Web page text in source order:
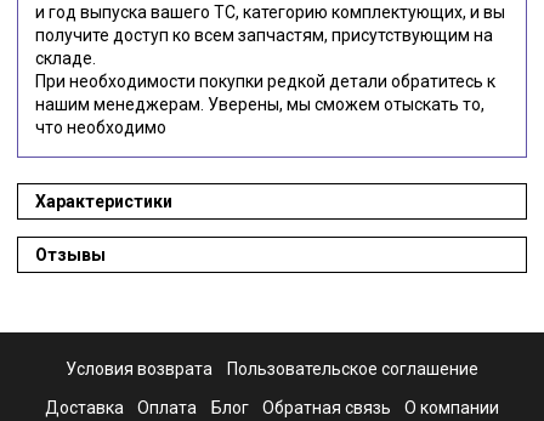
и год выпуска вашего ТС, категорию комплектующих, и вы
получите доступ ко всем запчастям, присутствующим на
складе.
При необходимости покупки редкой детали обратитесь к
нашим менеджерам. Уверены, мы сможем отыскать то,
что необходимо
Характеристики
Отзывы
Условия возврата Пользовательское соглашение
Доставка Оплата Блог Обратная связь О компании